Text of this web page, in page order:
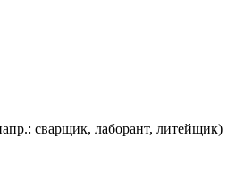
сварщик, лаборант, литейщик)